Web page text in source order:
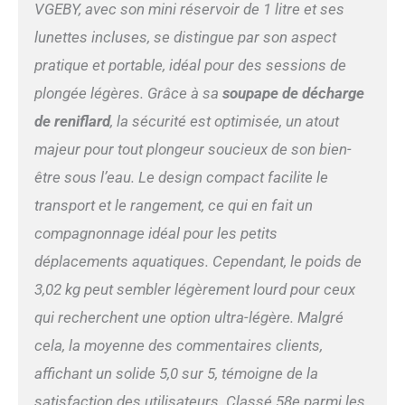
interrupteur de commande
pour maintenir le débit de
gaz pendant le gonflage et
vanne pour éviter les fuites
de gaz si elle n'est pas
d'épuiser le gaz dans les 48
heures. La soupape de
dessus de la valve
respiratoire peut relâcher la
évacuer la pression ; filtre à
air unidirectionnel,
respirez de l'air pur ;
Manomètre étanche et
lumineux, il est encore bien
visible à une profondeur de
VGEBY, avec son mini réservoir de 1 litre et ses
lunettes incluses, se distingue par son aspect
pratique et portable, idéal pour des sessions de
plongée légères. Grâce à sa soupape de décharge
de reniflard, la sécurité est optimisée, un atout
majeur pour tout plongeur soucieux de son bien-
être sous l’eau. Le design compact facilite le
transport et le rangement, ce qui en fait un
compagnonnage idéal pour les petits
déplacements aquatiques. Cependant, le poids de
3,02 kg peut sembler légèrement lourd pour ceux
qui recherchent une option ultra-légère. Malgré
cela, la moyenne des commentaires clients,
affichant un solide 5,0 sur 5, témoigne de la
satisfaction des utilisateurs. Classé 58e parmi les